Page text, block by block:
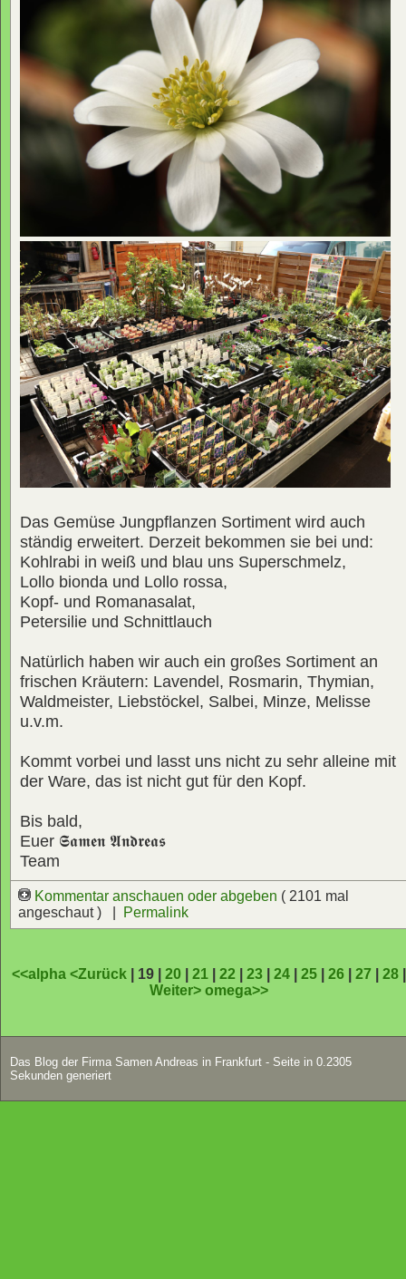
Das Gemüse Jungpflanzen Sortiment wird auch
ständig erweitert. Derzeit bekommen sie bei und:
Kohlrabi in weiß und blau uns Superschmelz,
Lollo bionda und Lollo rossa,
Kopf- und Romanasalat,
Petersilie und Schnittlauch
Natürlich haben wir auch ein großes Sortiment an
frischen Kräutern: Lavendel, Rosmarin, Thymian,
Waldmeister, Liebstöckel, Salbei, Minze, Melisse
u.v.m.
Kommt vorbei und lasst uns nicht zu sehr alleine mit
der Ware, das ist nicht gut für den Kopf.
Bis bald,
Euer 𝕾𝖆𝖒𝖊𝖓 𝕬𝖓𝖉𝖗𝖊𝖆𝖘
Team
Kommentar anschauen oder abgeben ( 2101 mal
angeschaut ) |
Permalink
<<alpha<Zurück | 19 |20 |21 |22 |23 |24 |25 |26 |27 |28
Weiter>omega>>
Das Blog der Firma Samen Andreas in Frankfurt - Seite in 0.2305
Sekunden generiert